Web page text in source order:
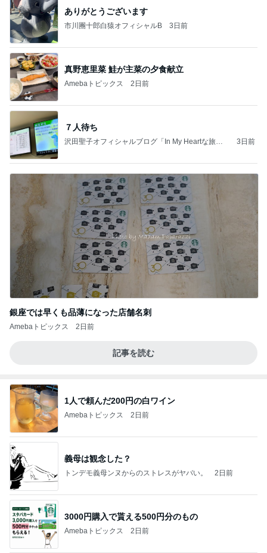
ありがとうございます
市川團十郎白猿オフィシャルB 3日前
真野恵里菜 鮭が主菜の夕食献立
Amebaトピックス 2日前
７人待ち
沢田聖子オフィシャルブログ「In My Heartな旅日
3日前
銀座では早くも品薄になった店舗名刺
Amebaトピックス 2日前
記事を読む
1人で頼んだ200円の白ワイン
Amebaトピックス 2日前
義母は観念した？
トンデモ義母ンヌからのストレスがヤバい。 2日前
3000円購入で貰える500円分のもの
Amebaトピックス 2日前